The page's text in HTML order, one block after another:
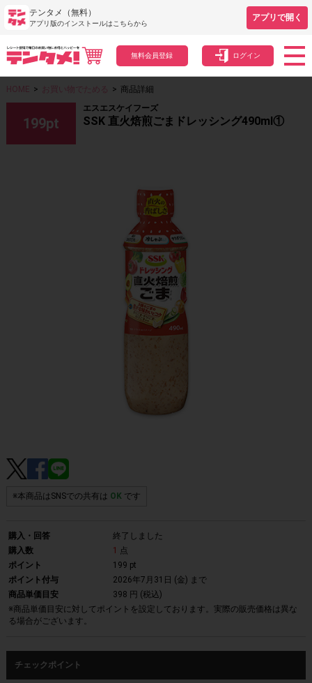
テンタメ（無料）
アプリ版のインストールはこちらから
アプリで開く
無料会員登録 ログイン
HOME > お買い物でためる > 商品詳細
199pt
エスエスケイフーズ
SSK 直火焙煎ごまドレッシング490ml①
※本商品はSNSでの共有は OKです
購入・回答
終了しました
購入数
1
点
ポイント
199 pt
ポイント付与
2026年7月31日 (金) まで
商品単価目安
398 円 (税込)
※商品単価目安に対してポイントを設定しております。実際の販売価格は異な
る場合がございます。
チェックポイント